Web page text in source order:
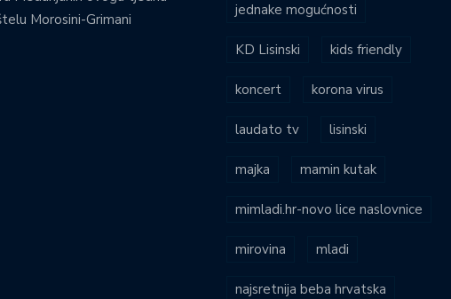
Morosini-Grimani
jednake mogućnosti
KD Lisinski kids friendly
koncert korona virus
laudato tv lisinski
majka mamin kutak
mimladi.hr-novo lice naslovnice
mirovina mladi
najsretnija beba hrvatska